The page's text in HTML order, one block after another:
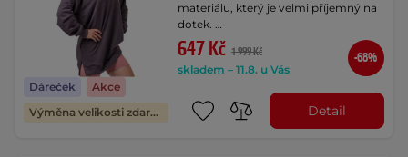
Dáreček
Akce
Výměna velikosti zdarma
materiálu, který je velmi příjemný na
dotek. …
647 Kč 1 999 Kč
skladem – 11.8. u Vás
-68%
Detail